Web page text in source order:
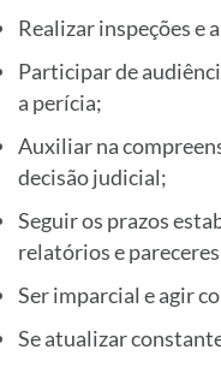
Realizar inspeções e
Participar de
a perícia;
Auxiliar na
decisão judicial;
Seguir os prazos
relatórios e
Ser imparcial e agir
Se atualizar